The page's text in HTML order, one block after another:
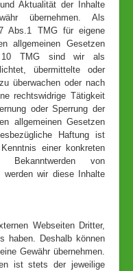
Aktualität der Inhalte
übernehmen. Als
Abs.1 TMG für eigene
allgemeinen Gesetzen
TMG sind wir als
übermittelte oder
überwachen oder nach
rechtswidrige Tätigkeit
oder Sperrung der
allgemeinen Gesetzen
Haftung ist
einer konkreten
Bekanntwerden von
werden wir diese Inhalte
Webseiten Dritter,
haben. Deshalb können
Gewähr übernehmen.
ist stets der jeweilige